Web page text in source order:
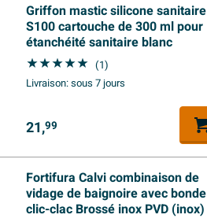
Griffon mastic silicone sanitaire
S100 cartouche de 300 ml pour
étanchéité sanitaire blanc
(1)
Livraison:sous 7 jours
21,99
Fortifura Calvi combinaison de
vidage de baignoire avec bonde
clic-clac Brossé inox PVD (inox)